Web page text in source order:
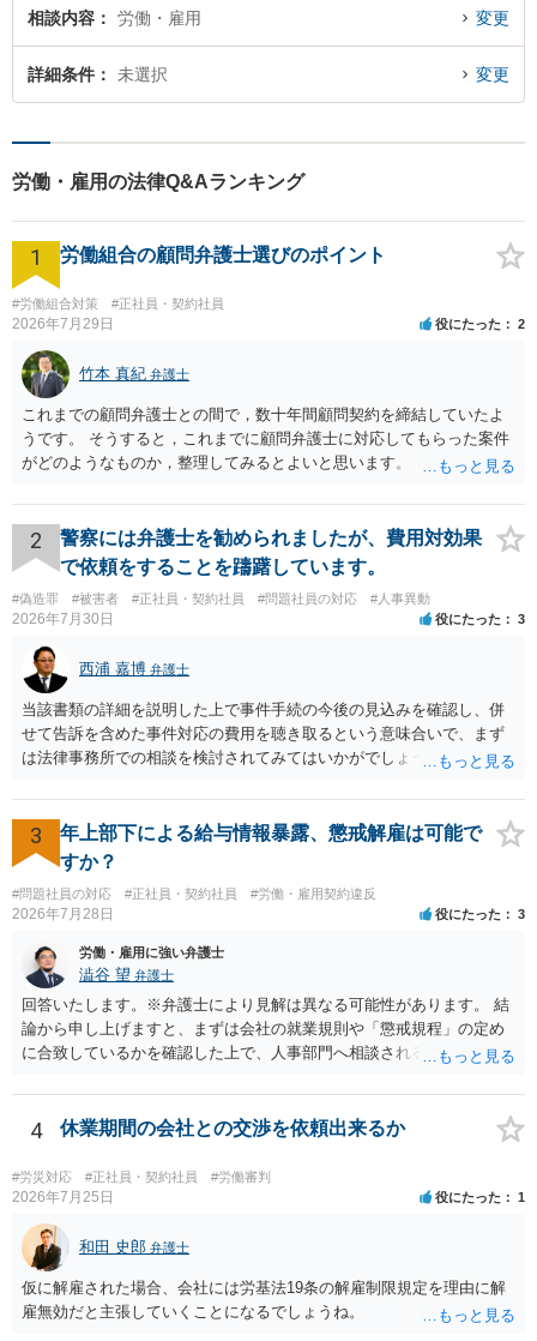
相談内容 労働・雇用 変更
詳細条件 未選択 変更
労働・雇用の法律Q&Aランキング
1 労働組合の顧問弁護士選びのポイント
#労働組合対策 #正社員・契約社員
2026年7月29日 役にたった 2
竹本 真紀 弁護士
これまでの顧問弁護士との間で，数十年間顧問契約を締結していたよ
うです。 そうすると，これまでに顧問弁護士に対応してもらった案件
がどのようなものか，整理してみるとよいと思います。 これにより，
事務所を比較した上で，弁護士と面談をする際，そのような案件に対
応してもらえるのかが重要だと思います。 ただ，組合員の相談内容に
ついて，分野を絞っているのか，それともどのような分野でもよいと
いうことで法律相談を依頼しているかの観点も重要です。 組合員とす
れば，相談だけではなく，できれば受任まで考えている場合も多いと
思います。 そうすると，労働組合としての相談だけではなく，基本的
に全ての分野を対象にして考える必要もあるかもしれません。 そうで
ないと，相談内容によって，対応が変わってしまうこともあると思い
ます。 組合員の相談についても，基本的に受任まで考えてもらえるこ
とができるのかも検討要素の一つかもしれません。
2
警察には弁護士を勧められましたが、費用対効果
で依頼をすることを躊躇しています。
#偽造罪 #被害者 #正社員・契約社員 #問題社員の対応 #人事異動
2026年7月30日 役にたった 3
西浦 嘉博 弁護士
当該書類の詳細を説明した上で事件手続の今後の見込みを確認し、併
せて告訴を含めた事件対応の費用を聴き取るという意味合いで、まず
は法律事務所での相談を検討されてみてはいかがでしょうか。 上記、
3
年上部下による給与情報暴露、懲戒解雇は可能で
すか？
#問題社員の対応 #正社員・契約社員 #労働・雇用契約違反
2026年7月28日 役にたった 3
労働・雇用に強い弁護士
澁谷 望 弁護士
回答いたします。※弁護士により見解は異なる可能性があります。 結
論から申し上げますと、まずは会社の就業規則や「懲戒規程」の定め
に合致しているかを確認した上で、人事部門へ相談されることが最優
ものの、重い懲戒処分の対象には十分なり得ます。 名誉や評価の回復
については、会社側に「部下の不正行為による情報漏洩」と正式に認
です。 あるいは、懲戒があったことを社内で周知される手続があるの
ならば、それにより軽微ながら回復はできるかもしれません。 さらに
個人としても、相手に対してプライバシー侵害等に基づく損害賠償
（慰謝料）を請求する選択肢がありえます（ただし、金額は多額にな
らない可能性があります。）。
4 休業期間の会社との交渉を依頼出来るか
#労災対応 #正社員・契約社員 #労働審判
2026年7月25日 役にたった 1
和田 史郎 弁護士
仮に解雇された場合、会社には労基法19条の解雇制限規定を理由に解
雇無効だと主張していくことになるでしょうね。